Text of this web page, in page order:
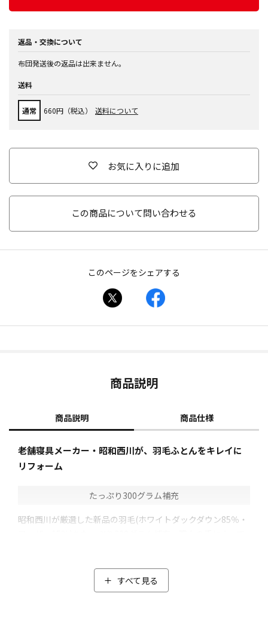
返品・交換について
布団発送後の返品は出来ません。
送料
通常 660円（税込） 送料について
お気に入りに追加
この商品について問い合わせる
このページをシェアする
商品説明
商品説明 商品仕様
老舗寝具メーカー・昭和西川が、羽毛ふとんをキレイに
リフォーム
たっぷり300グラム補充
昭和西川が厳選した新品の羽毛(ホワイトダックダウン85％・
除菌・ダニ除去も行います。
さらに、除塵も行い綺麗な羽毛に仕上げます。
すべて見る